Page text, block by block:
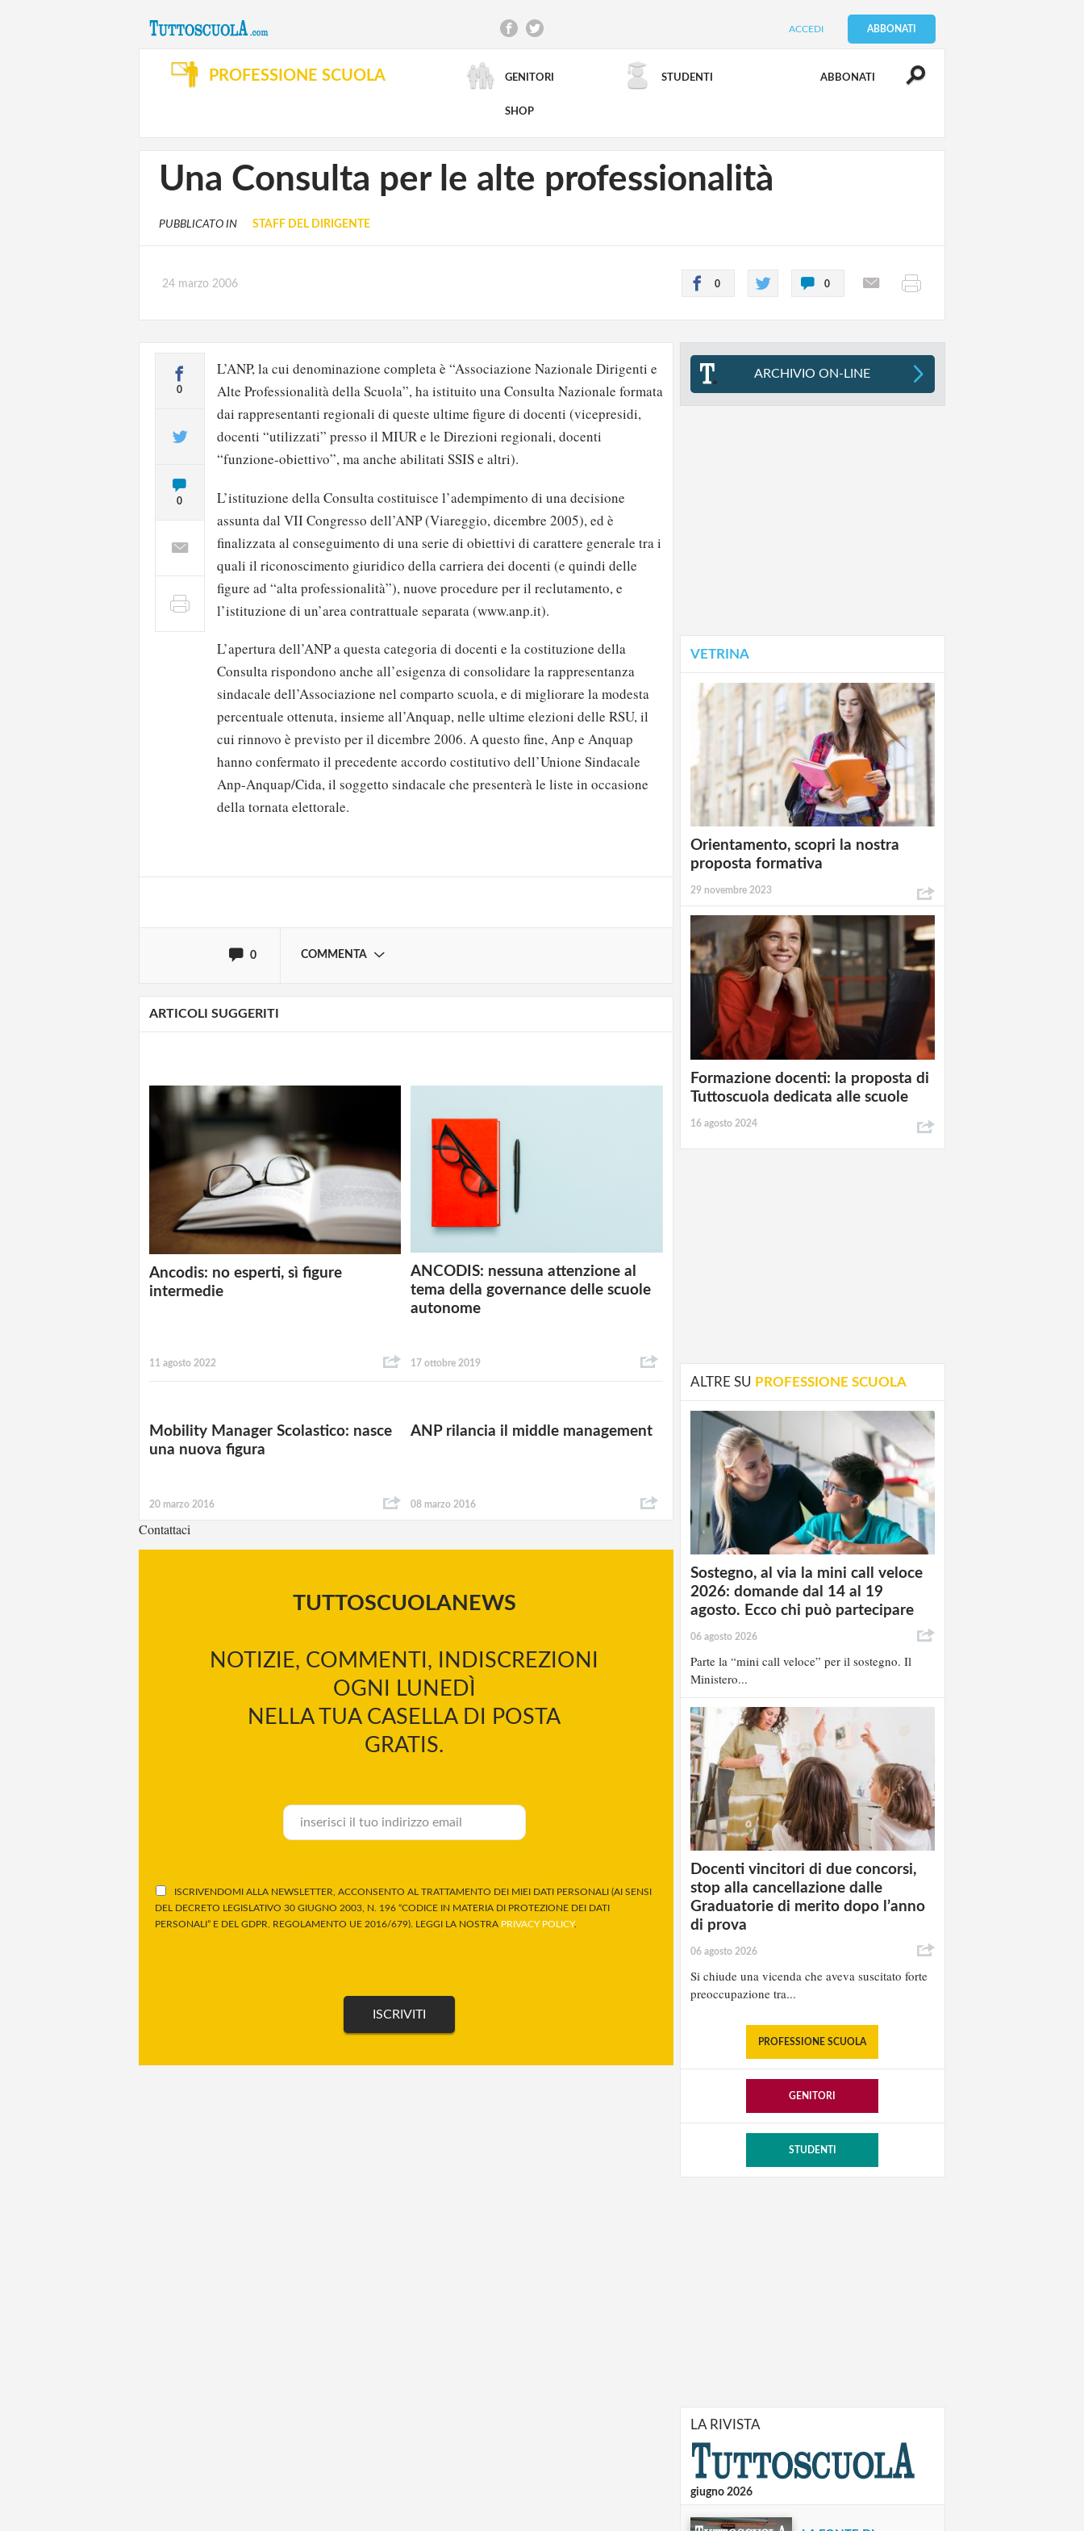
ACCEDI ABBONATI
PROFESSIONE SCUOLA GENITORI STUDENTI ABBONATI
SHOP
RICERCA AVANZATA
Una Consulta per le alte professionalità
PUBBLICATO IN STAFF DEL DIRIGENTE
24 marzo 2006 0 0
0
0
L’ANP, la cui denominazione completa è “Associazione Nazionale Dirigenti e
Alte Professionalità della Scuola”, ha istituito una Consulta Nazionale formata
dai rappresentanti regionali di queste ultime figure di docenti (vicepresidi,
docenti “utilizzati” presso il MIUR e le Direzioni regionali, docenti
“funzione-obiettivo”, ma anche abilitati SSIS e altri).
L’istituzione della Consulta costituisce l’adempimento di una decisione
assunta dal VII Congresso dell’ANP (Viareggio, dicembre 2005), ed è
finalizzata al conseguimento di una serie di obiettivi di carattere generale tra i
quali il riconoscimento giuridico della carriera dei docenti (e quindi delle
figure ad “alta professionalità”), nuove procedure per il reclutamento, e
l’istituzione di un’area contrattuale separata (www.anp.it).
L’apertura dell’ANP a questa categoria di docenti e la costituzione della
Consulta rispondono anche all’esigenza di consolidare la rappresentanza
sindacale dell’Associazione nel comparto scuola, e di migliorare la modesta
percentuale ottenuta, insieme all’Anquap, nelle ultime elezioni delle RSU, il
cui rinnovo è previsto per il dicembre 2006. A questo fine, Anp e Anquap
hanno confermato il precedente accordo costitutivo dell’Unione Sindacale
Anp-Anquap/Cida, il soggetto sindacale che presenterà le liste in occasione
della tornata elettorale.
0 COMMENTA
Solo gli utenti registrati possono commentare!
ARTICOLI SUGGERITI
Ancodis: no esperti, sì figure
intermedie
11 agosto 2022
ANCODIS: nessuna attenzione al
tema della governance delle scuole
autonome
17 ottobre 2019
Mobility Manager Scolastico: nasce
una nuova figura
20 marzo 2016
ANP rilancia il middle management
08 marzo 2016
Contattaci
TUTTOSCUOLANEWS
NOTIZIE, COMMENTI, INDISCREZIONI
OGNI LUNEDÌ
NELLA TUA CASELLA DI POSTA
GRATIS.
ISCRIVENDOMI ALLA NEWSLETTER, ACCONSENTO AL TRATTAMENTO DEI MIEI DATI PERSONALI (AI SENSI
DEL DECRETO LEGISLATIVO 30 GIUGNO 2003, N. 196 “CODICE IN MATERIA DI PROTEZIONE DEI DATI
PERSONALI” E DEL GDPR, REGOLAMENTO UE 2016/679). LEGGI LA NOSTRA PRIVACY POLICY.
ARCHIVIO ON-LINE
VETRINA
Orientamento, scopri la nostra
proposta formativa
29 novembre 2023
Formazione docenti: la proposta di
Tuttoscuola dedicata alle scuole
16 agosto 2024
ALTRE SU PROFESSIONE SCUOLA
Sostegno, al via la mini call veloce
2026: domande dal 14 al 19
agosto. Ecco chi può partecipare
06 agosto 2026
Parte la “mini call veloce” per il sostegno. Il
Ministero...
Docenti vincitori di due concorsi,
stop alla cancellazione dalle
Graduatorie di merito dopo l’anno
di prova
06 agosto 2026
Si chiude una vicenda che aveva suscitato forte
preoccupazione tra...
PROFESSIONE SCUOLA
GENITORI
STUDENTI
LA RIVISTA
giugno 2026